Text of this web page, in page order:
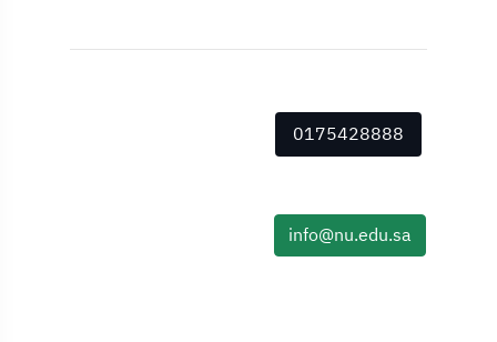
0175428888
info@nu.edu.sa